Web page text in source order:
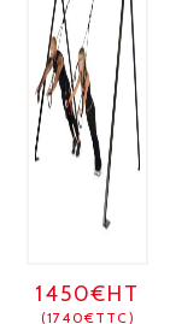
1450€HT
(1740€TTC)